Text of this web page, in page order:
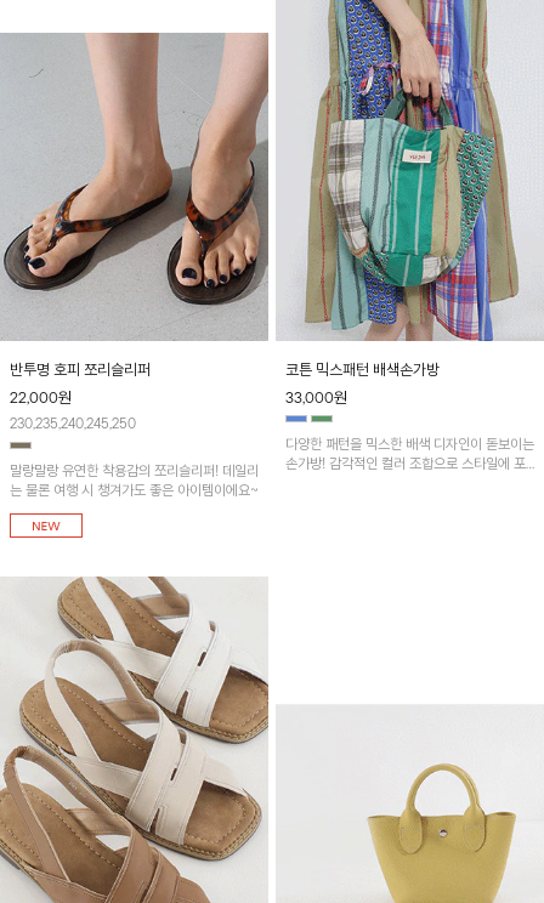
반투명 호피 쪼리슬리퍼
22,000원
230,235,240,245,250
말랑말랑 유연한 착용감의 쪼리슬리퍼! 데일리
는 물론 여행 시 챙겨가도 좋은 아이템이에요~
코튼 믹스패턴 배색손가방
33,000원
다양한 패턴을 믹스한 배색 디자인이 돋보이는
손가방! 감각적인 컬러 조합으로 스타일에 포